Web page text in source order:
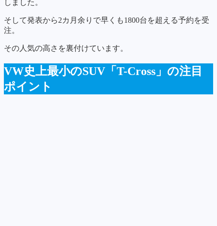
しました。
そして発表から2カ月余りで早くも1800台を超える予約を受
注。
その人気の高さを裏付けています。
VW史上最小のSUV「T-Cross」の注目
ポイント